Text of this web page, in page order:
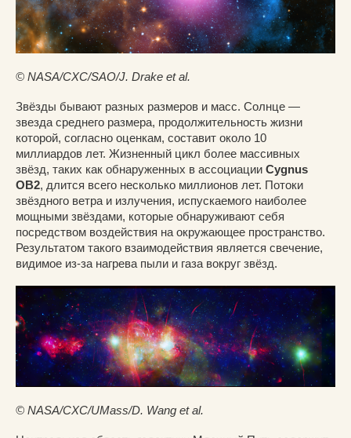
© NASA/CXC/SAO/J. Drake et al.
Звёзды бывают разных размеров и масс. Солнце —
звезда среднего размера, продолжительность жизни
которой, согласно оценкам, составит около 10
миллиардов лет. Жизненный цикл более массивных
звёзд, таких как обнаруженных в ассоциации Cygnus
OB2, длится всего несколько миллионов лет. Потоки
звёздного ветра и излучения, испускаемого наиболее
мощными звёздами, которые обнаруживают себя
посредством воздействия на окружающее пространство.
Результатом такого взаимодействия является свечение,
видимое из-за нагрева пыли и газа вокруг звёзд.
© NASA/CXC/UMass/D. Wang et al.